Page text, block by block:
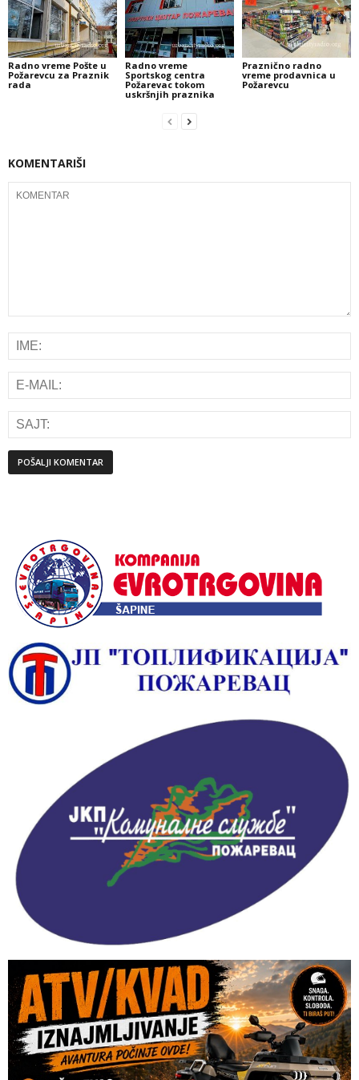
Radno vreme Pošte u
Požarevcu za Praznik
rada
Radno vreme
Sportskog centra
Požarevac tokom
uskršnjih praznika
Praznično radno
vreme prodavnica u
Požarevcu
KOMENTARIŠI